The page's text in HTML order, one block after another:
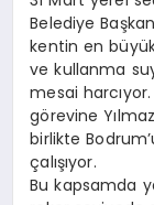
Belediye
kentin en
ve kullanma
mesai
görevine
birlikte
çalışıyor.
Bu kapsamda